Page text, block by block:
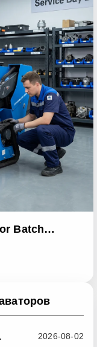
Batch
2026-08-02
Markets